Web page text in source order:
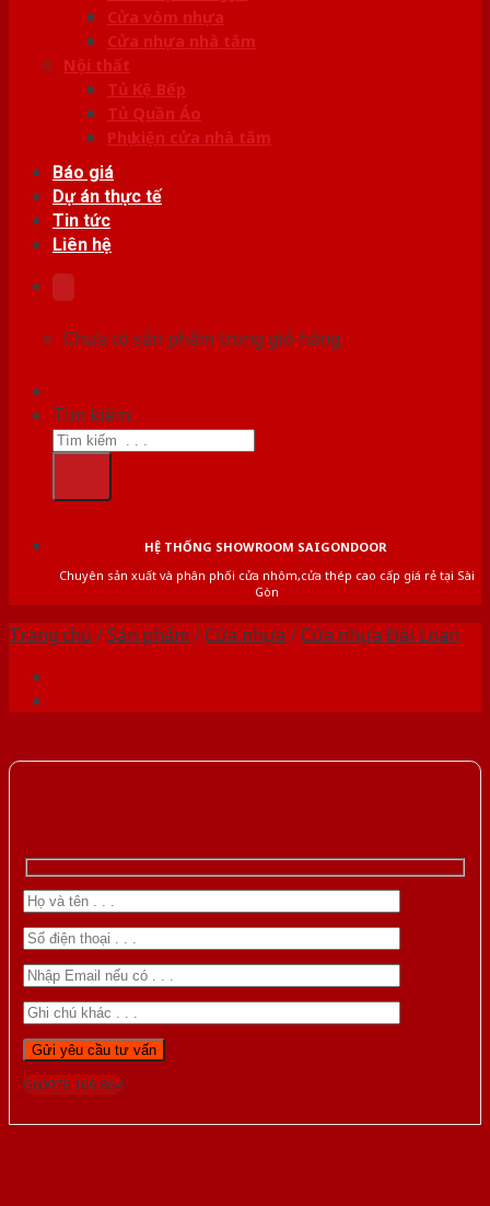
Cửa vòm nhựa
Cửa nhựa nhà tắm
Nội thất
Tủ Kệ Bếp
Tủ Quần Áo
Phụ kiện cửa nhà tắm
Báo giá
Dự án thực tế
Tin tức
Liên hệ
Chưa có sản phẩm trong giỏ hàng.
Tìm kiếm:
HỆ THỐNG SHOWROOM SAIGONDOOR
Chuyên sản xuất và phân phối cửa nhôm,cửa thép cao cấp giá rẻ tại Sài
Gòn
Trang chủ /Sản phẩm /Cửa nhựa /Cửa nhựa Đài Loan
Gọi 0976.169.864